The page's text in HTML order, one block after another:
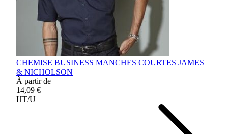
CHEMISE BUSINESS MANCHES COURTES JAMES
& NICHOLSON
À partir de
14,09 €
HT/U